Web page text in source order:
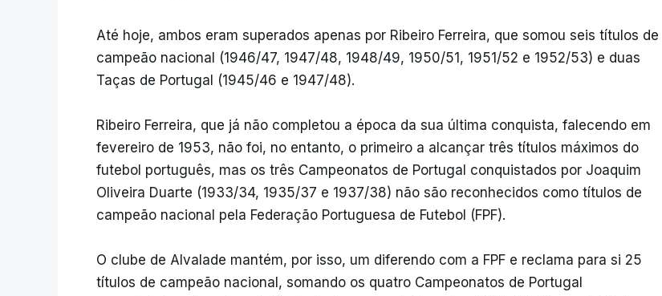
Até hoje, ambos eram superados apenas por Ribeiro Ferreira, que somou seis títulos de
campeão nacional (1946/47, 1947/48, 1948/49, 1950/51, 1951/52 e 1952/53) e duas
Taças de Portugal (1945/46 e 1947/48).
Ribeiro Ferreira, que já não completou a época da sua última conquista, falecendo em
fevereiro de 1953, não foi, no entanto, o primeiro a alcançar três títulos máximos do
futebol português, mas os três Campeonatos de Portugal conquistados por Joaquim
Oliveira Duarte (1933/34, 1935/37 e 1937/38) não são reconhecidos como títulos de
campeão nacional pela Federação Portuguesa de Futebol (FPF).
O clube de Alvalade mantém, por isso, um diferendo com a FPF e reclama para si 25
títulos de campeão nacional, somando os quatro Campeonatos de Portugal